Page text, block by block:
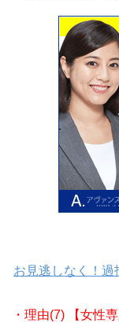
お見逃しなく！過
・理由(7) 【女性